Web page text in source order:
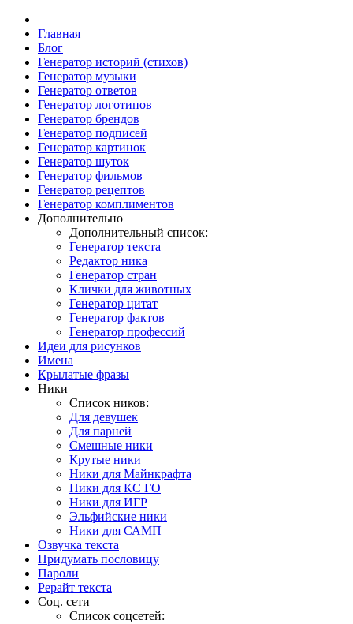
Главная
Блог
Генератор историй (стихов)
Генератор музыки
Генератор ответов
Генератор логотипов
Генератор брендов
Генератор подписей
Генератор картинок
Генератор шуток
Генератор фильмов
Генератор рецептов
Генератор комплиментов
Дополнительно
Дополнительный список:
Генератор текста
Редактор ника
Генератор стран
Клички для животных
Генератор цитат
Генератор фактов
Генератор профессий
Идеи для рисунков
Имена
Крылатые фразы
Ники
Список ников:
Для девушек
Для парней
Смешные ники
Крутые ники
Ники для Майнкрафта
Ники для КС ГО
Ники для ИГР
Эльфийские ники
Ники для САМП
Озвучка текста
Придумать пословицу
Пароли
Рерайт текста
Соц. сети
Список соцсетей: